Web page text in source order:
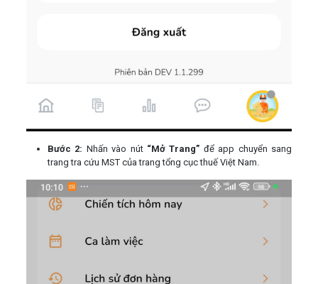
Bước 2: Nhấn vào nút “Mở Trang” để app chuyển sang
trang tra cứu MST của trang tổng cục thuế Việt Nam.